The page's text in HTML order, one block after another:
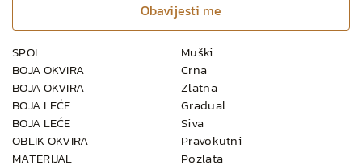
Obavijesti me
SPOL
Muški
BOJA OKVIRA
Crna
BOJA OKVIRA
Zlatna
BOJA LEĆE
Gradual
BOJA LEĆE
Siva
OBLIK OKVIRA
Pravokutni
MATERIJAL
Pozlata